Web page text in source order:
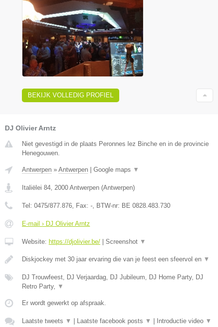
BEKIJK VOLLEDIG PROFIEL
DJ Olivier Arntz
Niet gevestigd in de plaats Peronnes lez Binche en in de provincie
Henegouwen.
Antwerpen » Antwerpen Google maps ▼
Italiëlei 84 2000 Antwerpen (Antwerpen)
Tel: 0475/877.876 , Fax: - , BTW-nr: BE 0828.483.730
E-mail › DJ Olivier Arntz
Website: https://djolivier.be/ Screenshot ▼
Diskjockey met 30 jaar ervaring die van je feest een sfeervol en ▼
DJ Trouwfeest, DJ Verjaardag, DJ Jubileum, DJ Home Party, DJ
Retro Party,
▼
Er wordt gewerkt op afspraak.
Laatste tweets ▼ Laatste facebook posts ▼ Introductie video ▼